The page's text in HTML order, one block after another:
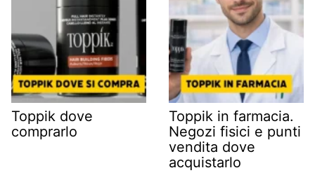
Toppik dove
comprarlo
Toppik in farmacia.
Negozi fisici e punti
vendita dove
acquistarlo